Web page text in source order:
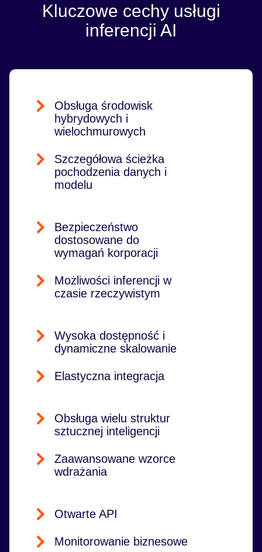
Kluczowe cechy usługi
inferencji AI
Obsługa środowisk
hybrydowych i
wielochmurowych
Szczegółowa ścieżka
pochodzenia danych i
modelu
Bezpieczeństwo
dostosowane do
wymagań korporacji
Możliwości inferencji w
czasie rzeczywistym
Wysoka dostępność i
dynamiczne skalowanie
Elastyczna integracja
Obsługa wielu struktur
sztucznej inteligencji
Zaawansowane wzorce
wdrażania
Otwarte API
Monitorowanie biznesowe